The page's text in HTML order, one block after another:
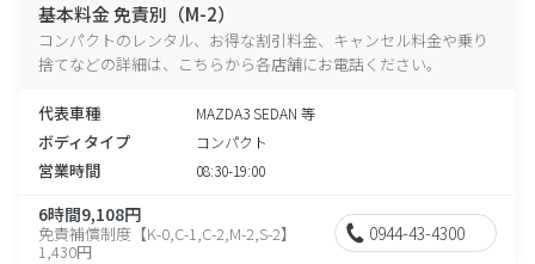
基本料金 免責別（M-2）
コンパクトのレンタル、お得な割引料金、キャンセル料金や乗り
捨てなどの詳細は、こちらから各店舗にお電話ください。
代表車種 MAZDA3 SEDAN 等
ボディタイプ コンパクト
営業時間 08:30-19:00
6時間9,108円
免責補償制度【K-0,C-1,C-2,M-2,S-2】
1,430円
0944-43-4300